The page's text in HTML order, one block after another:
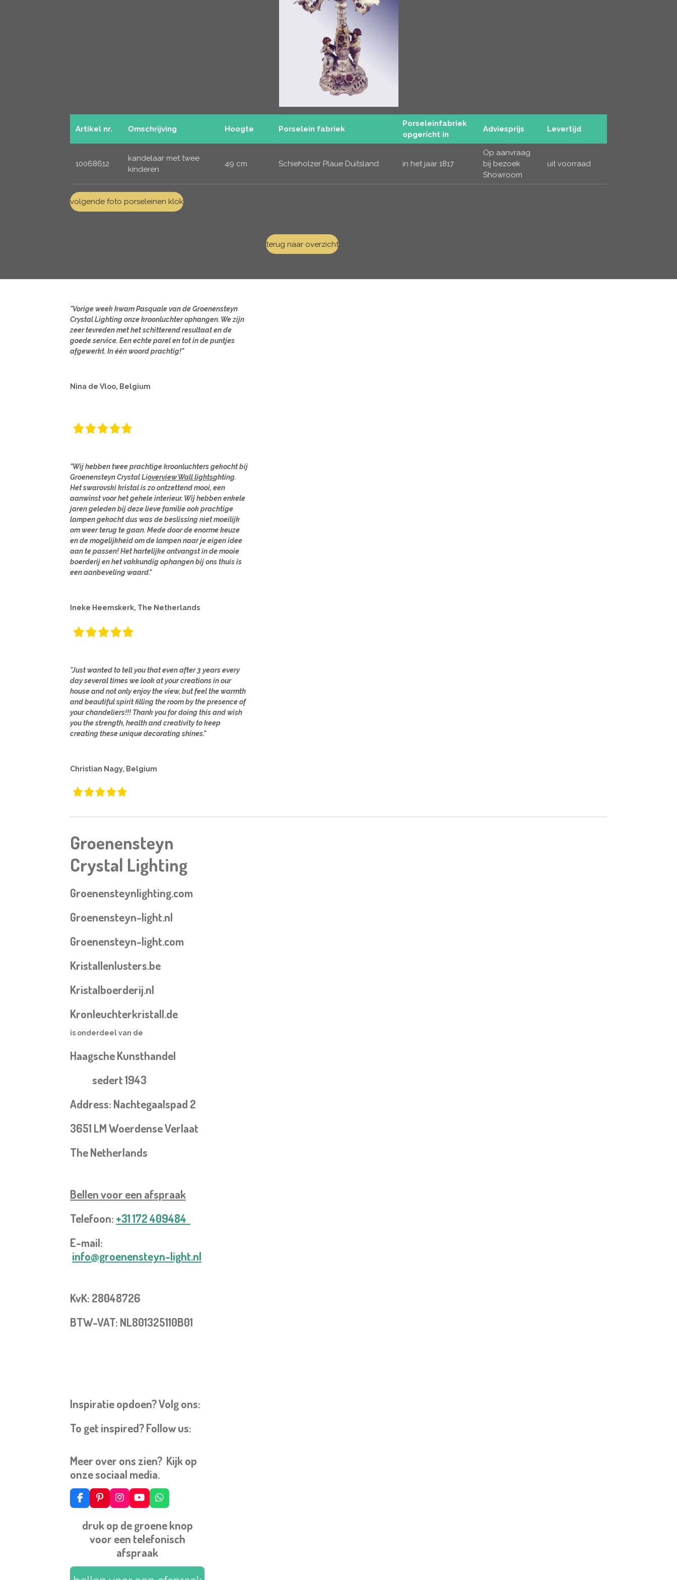
Artikel nr. Omschrijving Hoogte Porselein fabriek
Porseleinfabriek
opgericht in
Adviesprijs Levertijd
10068612
kandelaar met twee
kinderen
49 cm Schieholzer Plaue Duitsland in het jaar 1817
Op aanvraag
bij bezoek
Showroom
uit voorraad
volgende foto porseleinen klok
terug naar overzicht
"Vorige week kwam Pasquale van de Groenensteyn
Crystal Lighting onze kroonluchter ophangen. We zijn
zeer tevreden met het schitterend resultaat en de
goede service. Een echte parel en tot in de puntjes
afgewerkt. In één woord prachtig!"
Nina de Vloo, Belgium
"Wij hebben twee prachtige kroonluchters gekocht bij
Groenensteyn Crystal Lioverview Wall lightsghting.
Het swarovski kristal is zo ontzettend mooi, een
aanwinst voor het gehele interieur. Wij hebben enkele
jaren geleden bij deze lieve familie ook prachtige
lampen gekocht dus was de beslissing niet moeilijk
om weer terug te gaan. Mede door de enorme keuze
en de mogelijkheid om de lampen naar je eigen idee
aan te passen! Het hartelijke ontvangst in de mooie
boerderij en het vakkundig ophangen bij ons thuis is
een aanbeveling waard."
Ineke Heemskerk, The Netherlands
"Just wanted to tell you that even after 3 years every
day several times we look at your creations in our
house and not only enjoy the view, but feel the warmth
and beautiful spirit filling the room by the presence of
your chandeliers!!! Thank you for doing this and wish
you the strength, health and creativity to keep
creating these unique decorating shines."
Christian Nagy, Belgium
Groenensteyn
Crystal Lighting
Groenensteynlighting.com
Groenensteyn-light.nl
Groenensteyn-light.com
Kristallenlusters.be
Kristalboerderij.nl
Kronleuchterkristall.de
is onderdeel van de
Haagsche Kunsthandel
sedert 1943
Address: Nachtegaalspad 2
3651 LM Woerdense Verlaat
The Netherlands
Bellen voor een afspraak
Telefoon: +31 172 409484
E-mail:
info@groenensteyn-light.nl
KvK: 28048726
BTW-VAT: NL801325110B01
Inspiratie opdoen? Volg ons:
To get inspired? Follow us:
Meer over ons zien? Kijk op
onze sociaal media.
F
a
e
k
P
i
n
t
e
s
I
n
t
a
g
r
a
Y
o
T
u
e
W
h
t
s
p
druk op de groene knop
voor een telefonisch
afspraak